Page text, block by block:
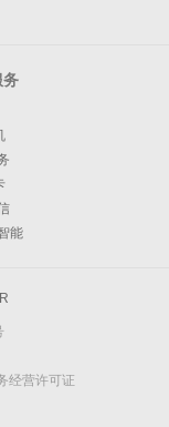
务
能
经营许可证